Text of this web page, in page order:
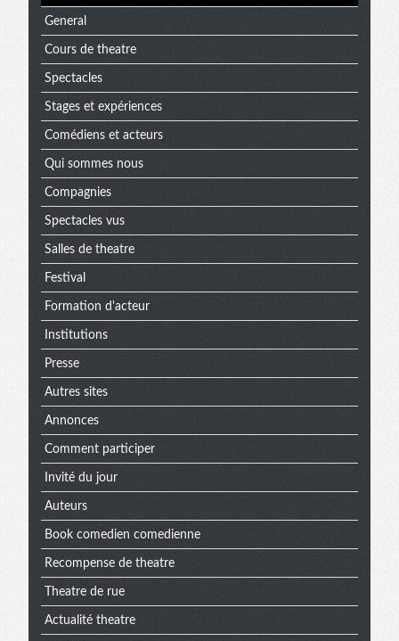
General
Cours de theatre
Spectacles
Stages et expériences
Comédiens et acteurs
Qui sommes nous
Compagnies
Spectacles vus
Salles de theatre
Festival
Formation d'acteur
Institutions
Presse
Autres sites
Annonces
Comment participer
Invité du jour
Auteurs
Book comedien comedienne
Recompense de theatre
Theatre de rue
Actualité theatre